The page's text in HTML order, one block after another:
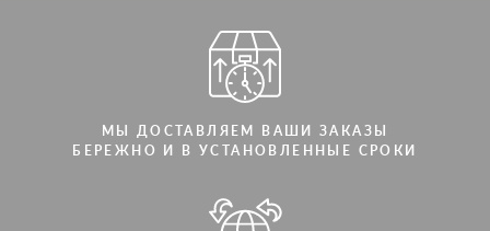
МЫ ДОСТАВЛЯЕМ ВАШИ ЗАКАЗЫ
БЕРЕЖНО И В УСТАНОВЛЕННЫЕ СРОКИ